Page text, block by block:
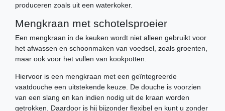
produceren zoals uit een waterkoker.
Mengkraan met schotelsproeier
Een mengkraan in de keuken wordt niet alleen gebruikt voor
het afwassen en schoonmaken van voedsel, zoals groenten,
maar ook voor het vullen van kookpotten.
Hiervoor is een mengkraan met een geïntegreerde
vaatdouche een uitstekende keuze. De douche is voorzien
van een slang en kan indien nodig uit de kraan worden
getrokken. Daardoor is hij bijzonder flexibel en kunt u zonder